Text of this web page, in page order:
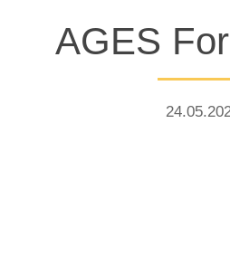
AGES